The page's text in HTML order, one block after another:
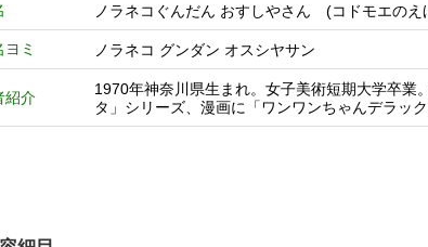
ノラネコぐんだん おすしやさん (コドモエのえ
ヨミ ノラネコ グンダン オスシヤサン
紹介
1970年神奈川県生まれ。女子美術短期大学卒業
タ」シリーズ、漫画に「ワンワンちゃんデラック